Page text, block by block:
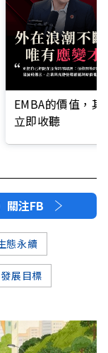
EMBA的價值，
立即收聽
關注FB
態永續
展目標